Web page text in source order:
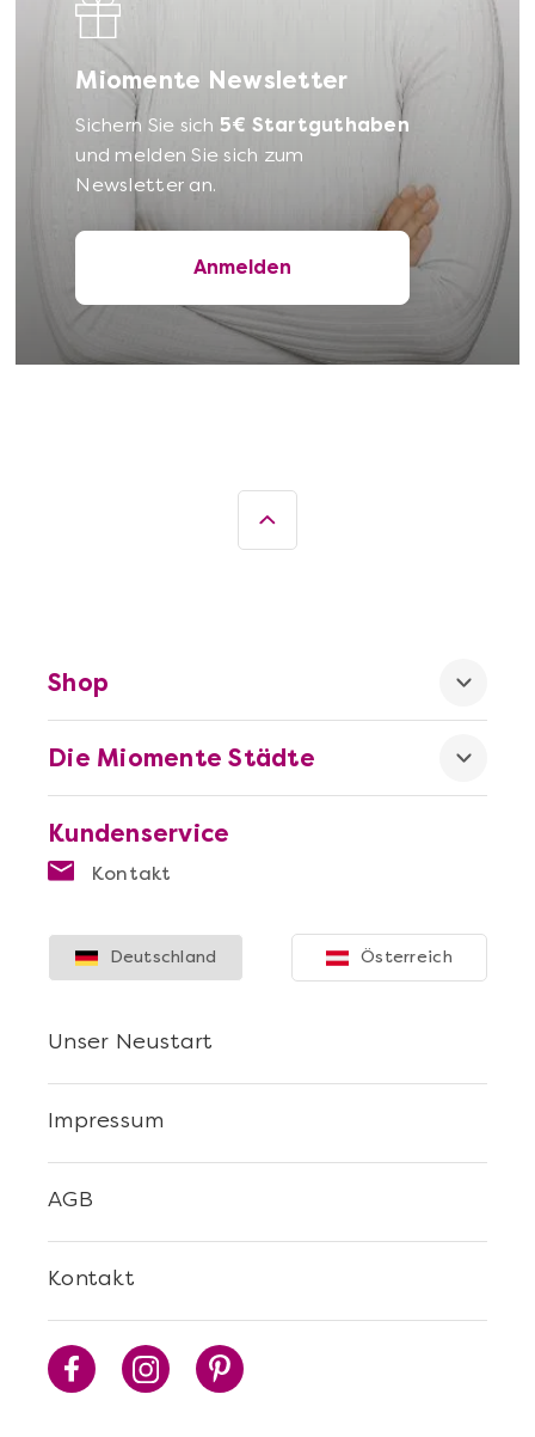
Miomente Newsletter
Sichern Sie sich 5€ Startguthaben
und melden Sie sich zum
Newsletter an.
Anmelden
Kundenservice
Kontakt
Die Miomente Städte
Shop
Kontakt
AGB
Impressum
Unser Neustart
Deutschland Österreich